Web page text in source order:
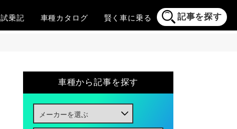
試乗記 車種カタログ 賢く車に乗る 記事を探す
車種から記事を探す